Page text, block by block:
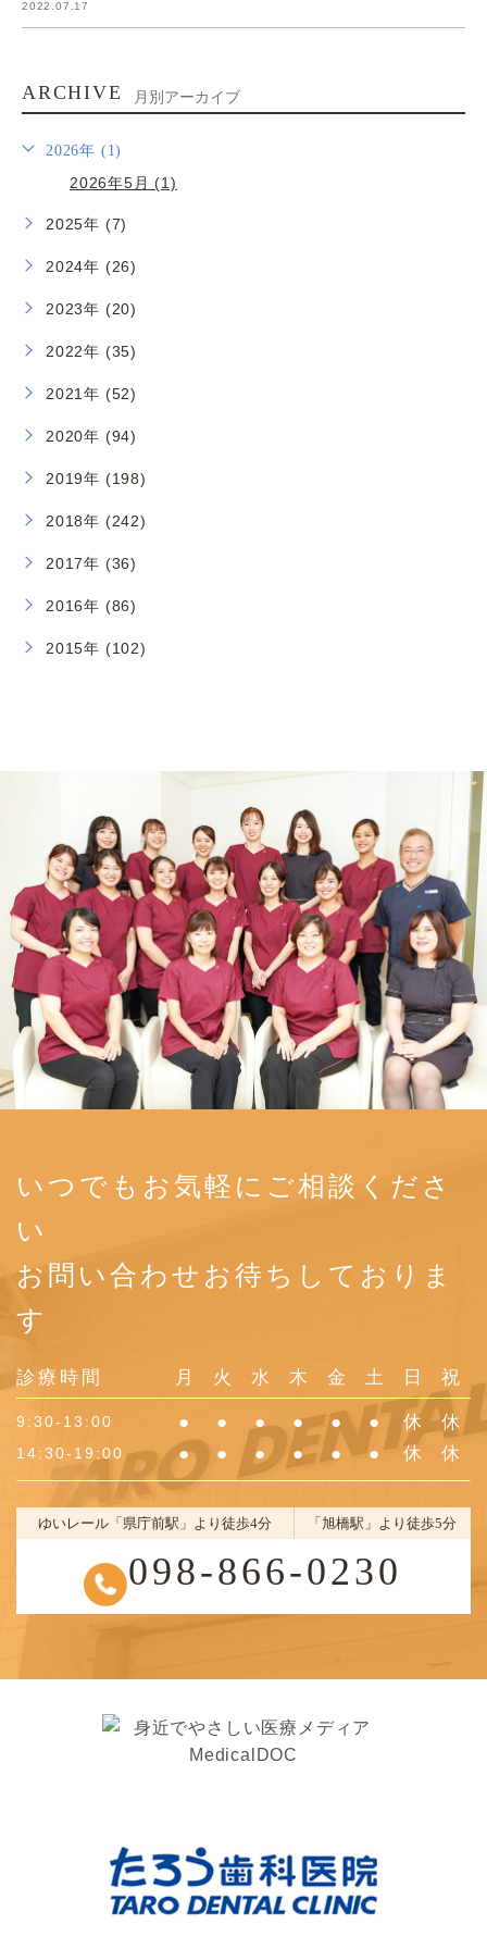
2022.07.17
ARCHIVE 月別アーカイブ
2026年 (1)
2026年5月 (1)
2025年 (7)
2024年 (26)
2023年 (20)
2022年 (35)
2021年 (52)
2020年 (94)
2019年 (198)
2018年 (242)
2017年 (36)
2016年 (86)
2015年 (102)
いつでもお気軽にご相談くださ
い
お問い合わせお待ちしておりま
す
診療時間 月 火 水 木 金 土 日 祝
9:30-13:00 ● ● ● ● ● ● 休 休
14:30-19:00 ● ● ● ● ● ● 休 休
ゆいレール「県庁前駅」より徒歩4分 「旭橋駅」より徒歩5分
098-866-0230